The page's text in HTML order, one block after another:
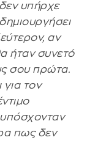
υπήρχε
αν
ήταν συνετό
σου πρώτα.
για τον
υπόσχονταν
πως δεν